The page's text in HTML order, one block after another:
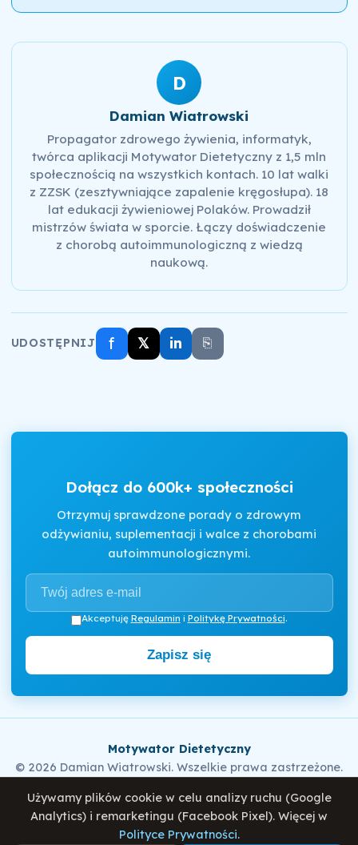
D
Damian Wiatrowski
Propagator zdrowego żywienia, informatyk,
twórca aplikacji Motywator Dietetyczny z 1,5 mln
społecznością na wszystkich kontach. 10 lat walki
z ZZSK (zesztywniające zapalenie kręgosłupa). 18
lat edukacji żywieniowej Polaków. Prowadził
mistrzów świata w sporcie. Łączy doświadczenie
z chorobą autoimmunologiczną z wiedzą
naukową.
UDOSTĘPNIJ f 𝕏 in ⎘
Dołącz do 600k+ społeczności
Otrzymuj sprawdzone porady o zdrowym
odżywianiu, suplementacji i walce z chorobami
autoimmunologicznymi.
Akceptuję Regulamin i Politykę Prywatności.
Zapisz się
Motywator Dietetyczny
© 2026 Damian Wiatrowski. Wszelkie prawa zastrzeżone.
Polityka Prywatności RegulaminO mnie Blog
Co jeść a czego unikać podczas SIBO - Leczenie,
Używamy plików cookie w celu analizy ruchu (Google
Analytics) i remarketingu (Facebook Pixel). Więcej w
Polityce Prywatności.